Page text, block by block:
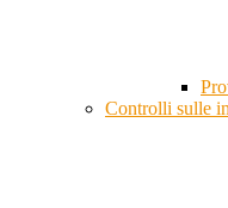
Controlli sulle